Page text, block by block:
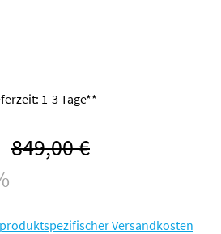
1-3 Tage**
Regulärer Preis:
849,00 €
Versandkosten